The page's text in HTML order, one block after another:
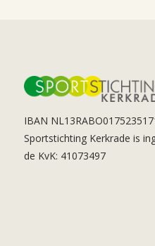
IBAN
Sportstichting Kerkrade is
de KvK: 41073497